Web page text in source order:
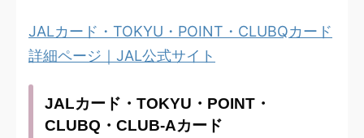
JALカード・TOKYU・POINT・CLUBQカード
詳細ページ｜JAL公式サイト
JALカード・TOKYU・POINT・
CLUBQ・CLUB-Aカード